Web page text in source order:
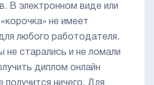
В электронном виде или
не имеет
любого работодателя.
не старались и не ломали
диплом онлайн